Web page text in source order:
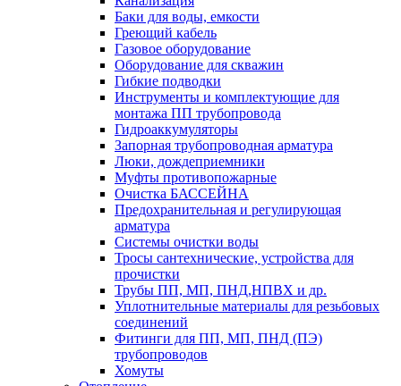
Баки для воды, емкости
Греющий кабель
Газовое оборудование
Оборудование для скважин
Гибкие подводки
Инструменты и комплектующие для
монтажа ПП трубопровода
Гидроаккумуляторы
Запорная трубопроводная арматура
Люки, дождеприемники
Муфты противопожарные
Очистка БАССЕЙНА
Предохранительная и регулирующая
арматура
Системы очистки воды
Тросы сантехнические, устройства для
прочистки
Трубы ПП, МП, ПНД,НПВХ и др.
Уплотнительные материалы для резьбовых
соединений
Фитинги для ПП, МП, ПНД (ПЭ)
трубопроводов
Хомуты